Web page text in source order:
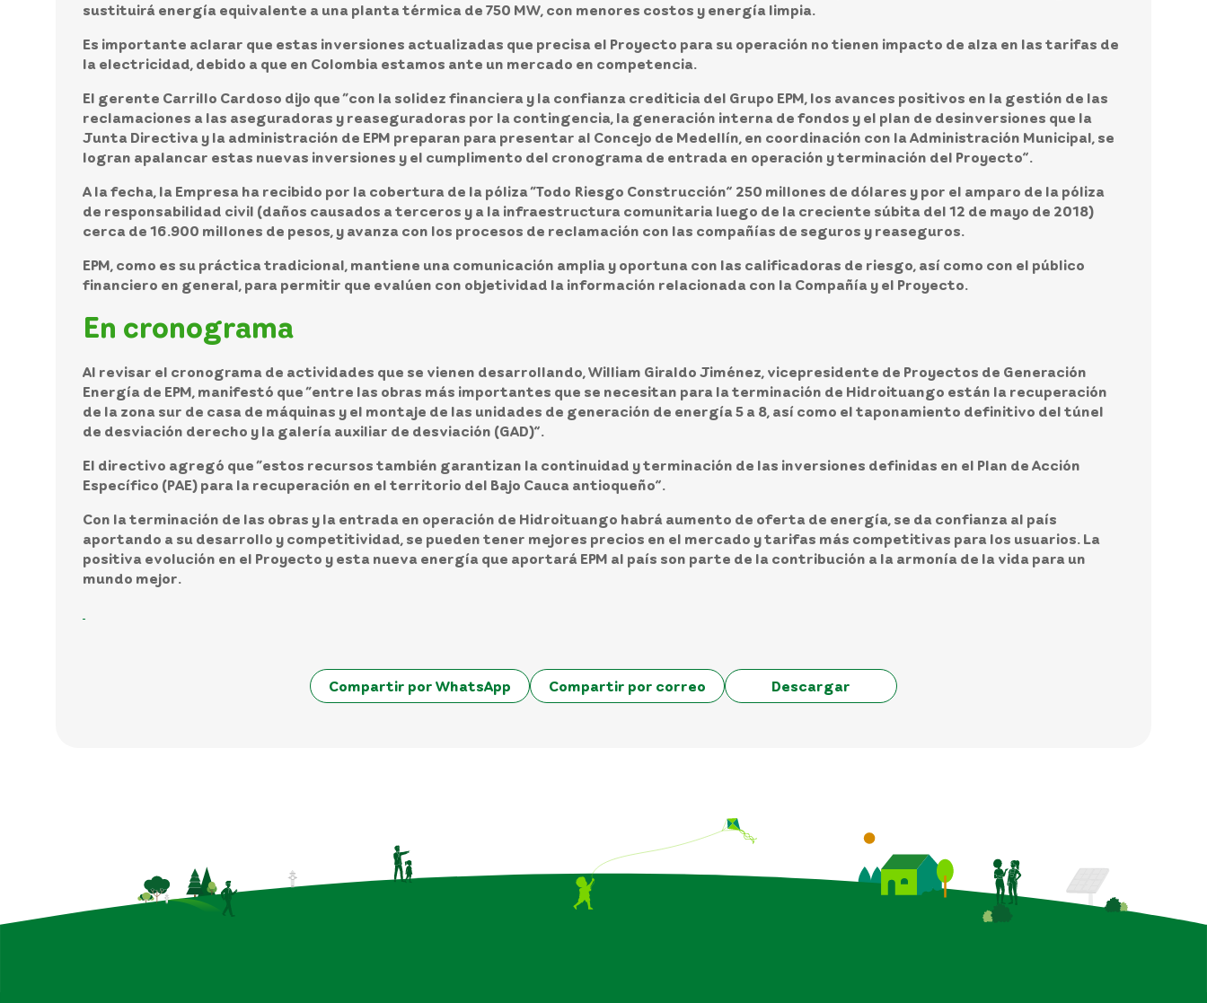
sustituirá energía equivalente a una planta térmica de 750 MW, con menores costos y energía limpia.
Es importante aclarar que estas inversiones actualizadas que precisa el Proyecto para su operación no tienen impacto de alza en las tarifas de
la electricidad, debido a que en Colombia estamos ante un mercado en competencia.
El gerente Carrillo Cardoso dijo que “con la solidez financiera y la confianza crediticia del Grupo EPM, los avances positivos en la gestión de las
reclamaciones a las aseguradoras y reaseguradoras por la contingencia, la generación interna de fondos y el plan de desinversiones que la
Junta Directiva y la administración de EPM preparan para presentar al Concejo de Medellín, en coordinación con la Administración Municipal, se
logran apalancar estas nuevas inversiones y el cumplimento del cronograma de entrada en operación y terminación del Proyecto”.
A la fecha, la Empresa ha recibido por la cobertura de la póliza “Todo Riesgo Construcción” 250 millones de dólares y por el amparo de la póliza
de responsabilidad civil (daños causados a terceros y a la infraestructura comunitaria luego de la creciente súbita del 12 de mayo de 2018)
cerca de 16.900 millones de pesos, y avanza con los procesos de reclamación con las compañías de seguros y reaseguros.
EPM, como es su práctica tradicional, mantiene una comunicación amplia y oportuna con las calificadoras de riesgo, así como con el público
financiero en general, para permitir que evalúen con objetividad la información relacionada con la Compañía y el Proyecto.
En cronograma
Al revisar el cronograma de actividades que se vienen desarrollando, William Giraldo Jiménez, vicepresidente de Proyectos de Generación
Energía de EPM, manifestó que “entre las obras más importantes que se necesitan para la terminación de Hidroituango están la recuperación
de la zona sur de casa de máquinas y el montaje de las unidades de generación de energía 5 a 8, así como el taponamiento definitivo del túnel
de desviación derecho y la galería auxiliar de desviación (GAD)”.
El directivo agregó que “estos recursos también garantizan la continuidad y terminación de las inversiones definidas en el Plan de Acción
Específico (PAE) para la recuperación en el territorio del Bajo Cauca antioqueño”.
Con la terminación de las obras y la entrada en operación de Hidroituango habrá aumento de oferta de energía, se da confianza al país
aportando a su desarrollo y competitividad, se pueden tener mejores precios en el mercado y tarifas más competitivas para los usuarios. La
positiva evolución en el Proyecto y esta nueva energía que aportará EPM al país son parte de la contribución a la armonía de la vida para un
mundo mejor.
Compartir por WhatsApp Compartir por correo Descargar